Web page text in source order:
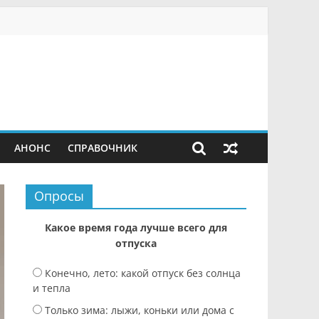
АНОНС СПРАВОЧНИК
Опросы
Какое время года лучше всего для
отпуска
Конечно, лето: какой отпуск без солнца
и тепла
Только зима: лыжи, коньки или дома с